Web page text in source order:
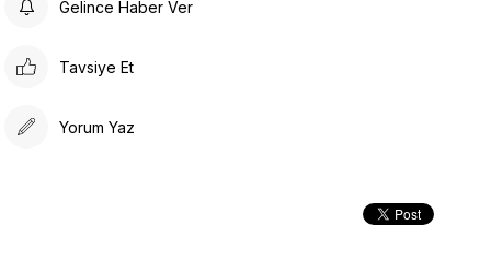
Gelince Haber Ver
Tavsiye Et
Yorum Yaz